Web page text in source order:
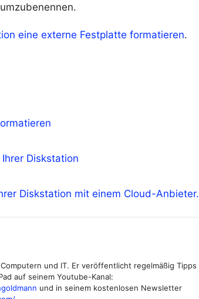
eine externe Festplatte formatieren.
Diskstation
Diskstation mit einem Cloud-Anbieter.
und IT. Er veröffentlicht regelmäßig Tipps
auf seinem Youtube-Kanal:
und in seinem kostenlosen Newsletter